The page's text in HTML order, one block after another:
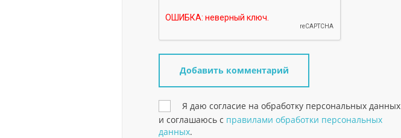
Я даю согласие на обработку персональных данных
и соглашаюсь с правилами обработки персональных
данных.